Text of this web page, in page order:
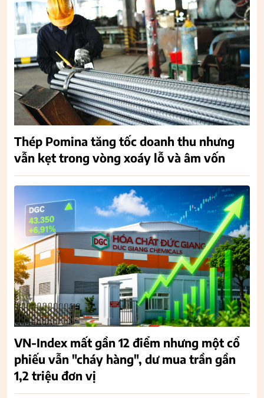
Thép Pomina tăng tốc doanh thu nhưng
vẫn kẹt trong vòng xoáy lỗ và âm vốn
VN-Index mất gần 12 điểm nhưng một cổ
phiếu vẫn "cháy hàng", dư mua trần gần
1,2 triệu đơn vị